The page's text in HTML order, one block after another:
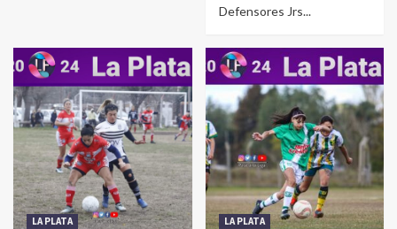
Defensores Jrs...
LA PLATA LA PLATA